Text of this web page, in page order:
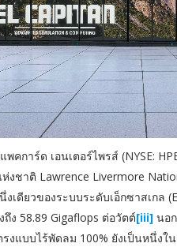
คการ์ด เอนเตอร์ไพรส์ (NYSE:
งชาติ Lawrence Livermore
เดียวของระบบระดับเอ็กซาสเกล
ง 58.89 Gigaflops ต่อวัตต์[iii] นอ
งแบบไร้พัดลม 100% ยังเป็นหนึ่ง